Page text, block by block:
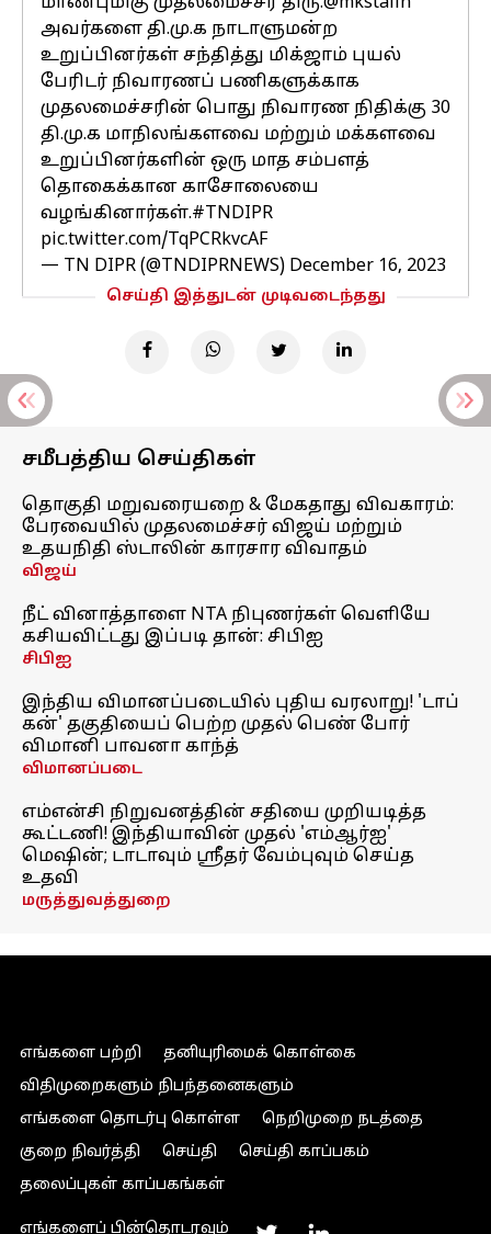
அவர்களை தி.மு.க நாடாளுமன்ற
உறுப்பினர்கள் சந்தித்து மிக்ஜாம் புயல்
பேரிடர் நிவாரணப் பணிகளுக்காக
முதலமைச்சரின் பொது நிவாரண நிதிக்கு 30
தி.மு.க மாநிலங்களவை மற்றும் மக்களவை
உறுப்பினர்களின் ஒரு மாத சம்பளத்
தொகைக்கான காசோலையை
வழங்கினார்கள்.#TNDIPR
pic.twitter.com/TqPCRkvcAF
— TN DIPR (@TNDIPRNEWS) December 16, 2023
செய்தி இத்துடன் முடிவடைந்தது
சமீபத்திய செய்திகள்
தொகுதி மறுவரையறை & மேகதாது விவகாரம்:
பேரவையில் முதலமைச்சர் விஜய் மற்றும்
உதயநிதி ஸ்டாலின் காரசார விவாதம்
விஜய்
நீட் வினாத்தாளை NTA நிபுணர்கள் வெளியே
கசியவிட்டது இப்படி தான்: சிபிஐ
சிபிஐ
இந்திய விமானப்படையில் புதிய வரலாறு! 'டாப்
கன்' தகுதியைப் பெற்ற முதல் பெண் போர்
விமானி பாவனா காந்த்
விமானப்படை
எம்என்சி நிறுவனத்தின் சதியை முறியடித்த
கூட்டணி! இந்தியாவின் முதல் 'எம்ஆர்ஐ'
மெஷின்; டாடாவும் ஸ்ரீதர் வேம்புவும் செய்த
உதவி
மருத்துவத்துறை
எங்களை பற்றி
தனியுரிமைக் கொள்கை
விதிமுறைகளும் நிபந்தனைகளும்
எங்களை தொடர்பு கொள்ள
நெறிமுறை நடத்தை
குறை நிவர்த்தி
செய்தி
செய்தி காப்பகம்
தலைப்புகள் காப்பகங்கள்
எங்களைப் பின்தொடரவும்